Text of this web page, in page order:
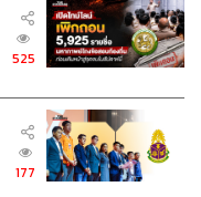
525
177